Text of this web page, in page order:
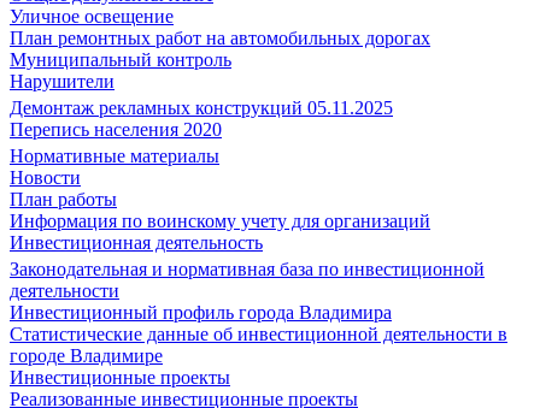
Уличное освещение
План ремонтных работ на автомобильных дорогах
Муниципальный контроль
Нарушители
Демонтаж рекламных конструкций 05.11.2025
Перепись населения 2020
Нормативные материалы
Новости
План работы
Информация по воинскому учету для организаций
Инвестиционная деятельность
Законодательная и нормативная база по инвестиционной
деятельности
Инвестиционный профиль города Владимира
Статистические данные об инвестиционной деятельности в
городе Владимире
Инвестиционные проекты
Реализованные инвестиционные проекты